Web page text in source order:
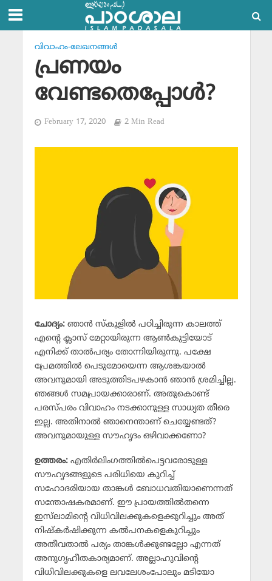
വിവാഹം-ലേഖനങ്ങള്‍
പ്രണയം
വേണ്ടതെപ്പോള്‍?
February 17, 2020 2 Min Read
ചോദ്യം:ഞാന്‍ സ്‌കൂളില്‍ പഠിച്ചിരുന്ന കാലത്ത്
എന്റെ ക്ലാസ് മേറ്റായിരുന്ന ആണ്‍കുട്ടിയോട്
എനിക്ക് താല്‍പര്യം തോന്നിയിരുന്നു. പക്ഷേ
പ്രേമത്തില്‍ പെടുമോയെന്ന ആശങ്കയാല്‍
അവനുമായി അടുത്തിടപഴകാന്‍ ഞാന്‍ ശ്രമിച്ചില്ല.
ഞങ്ങള്‍ സമപ്രായക്കാരാണ്. അതുകൊണ്ട്
പരസ്പരം വിവാഹം നടക്കാനുള്ള സാധ്യത തീരെ
ഇല്ല. അതിനാല്‍ ഞാനെന്താണ് ചെയ്യേണ്ടത്?
അവനുമായുള്ള സൗഹൃദം ഒഴിവാക്കണോ?
ഉത്തരം:എതിര്‍ലിംഗത്തില്‍പെട്ടവരോടുള്ള
സൗഹൃദങ്ങളുടെ പരിധിയെ കുറിച്ച്
സഹോദരിയായ താങ്കള്‍ ബോധവതിയാണെന്നത്
സന്തോഷകരമാണ്. ഈ പ്രായത്തില്‍തന്നെ
ഇസ്‌ലാമിന്റെ വിധിവിലക്കുകളെക്കുറിച്ചും അത്
നിഷ്‌കര്‍ഷിക്കുന്ന കല്‍പനകളെകുറിച്ചും
അതീവതാല്‍ പര്യം താങ്കള്‍ക്കുണ്ടല്ലോ എന്നത്
അനുഗൃഹീതകാര്യമാണ്. അല്ലാഹുവിന്റെ
വിധിവിലക്കുകളെ ലവലേശംപോലും മടിയോ